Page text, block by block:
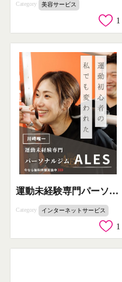
Category 美容サービス
1
運動未経験専門パーソナルジムALES無料体験
Category インターネットサービス
1